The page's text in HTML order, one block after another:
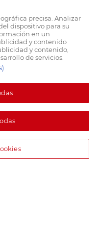
precisa. Analizar
dispositivo para su
en un
y contenido
y contenido,
de servicios.